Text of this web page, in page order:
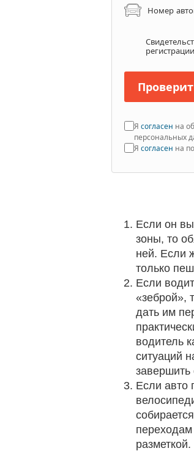
Номер
Я согласен на
персональных
Я согласен на
Если он
зоны, то
ней. Если
только
Если
«зеброй»,
дать им
водитель
ситуаций
завершить
Если авто
разметкой.